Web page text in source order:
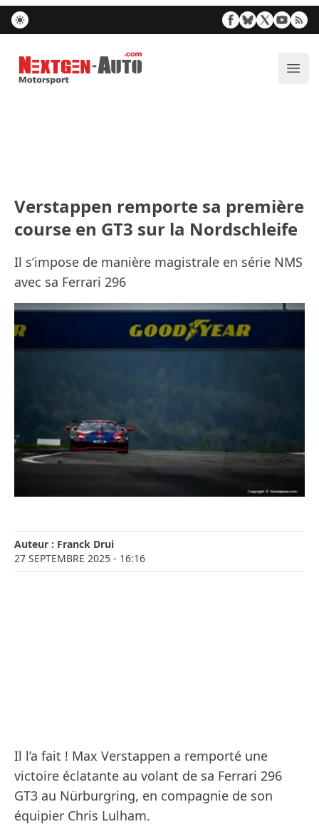
Nextgen-Auto.com
Verstappen remporte sa première
course en GT3 sur la Nordschleife
Il s’impose de manière magistrale en série NMS
avec sa Ferrari 296
Auteur : Franck Drui
27 SEPTEMBRE 2025 - 16:16
Il l’a fait ! Max Verstappen a remporté une
victoire éclatante au volant de sa Ferrari 296
GT3 au Nürburgring, en compagnie de son
équipier Chris Lulham.